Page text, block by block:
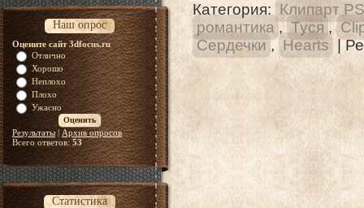
Наш опрос
Оцените сайт 3dfocus.ru
Отлично
Хорошо
Неплохо
Плохо
Ужасно
Результаты| Архив опросов
Всего ответов:53
Статистика
Категория: Клипарт
романтика , Туся ,
Сердечки , Hearts |